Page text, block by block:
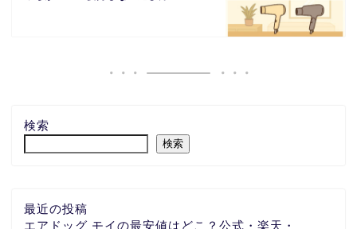
検索
検索
最近の投稿
エアドッグ モイの最安値はどこ？公式・楽天・